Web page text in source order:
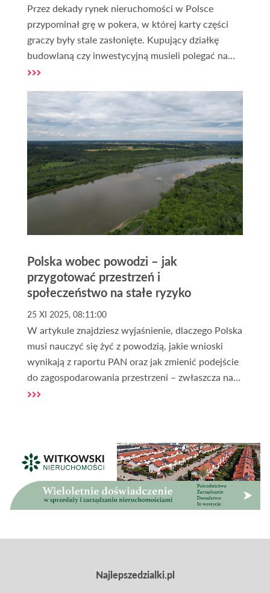
Przez dekady rynek nieruchomości w Polsce
przypominał grę w pokera, w której karty części
graczy były stale zasłonięte. Kupujący działkę
budowlaną czy inwestycyjną musieli polegać na
cenach ofertowych, które – jak wiemy – często
transakcyjnych często o 10, 20, a nawet 30%.
Uwolnienie rejestru cen nieruchomości to może
być jednak moment zwrotny. To przejście od
"rynku intuicji" do "rynku danych".
Polska wobec powodzi – jak
przygotować przestrzeń i
społeczeństwo na stałe ryzyko
25 XI 2025, 08:11:00
W artykule znajdziesz wyjaśnienie, dlaczego Polska
musi nauczyć się żyć z powodzią, jakie wnioski
wynikają z raportu PAN oraz jak zmienić podejście
do zagospodarowania przestrzeni – zwłaszcza na
terenach takich jak
Najlepszedzialki.pl